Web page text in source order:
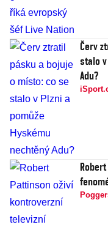
Červ
stalo v
Adu?